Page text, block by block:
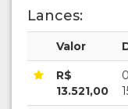
Lances:
Valor
R$
13.521,00